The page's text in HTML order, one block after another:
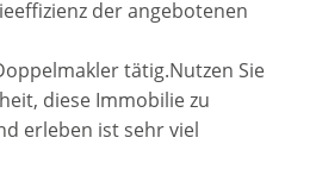
der angebotenen
tätig.Nutzen Sie
diese Immobilie zu
erleben ist sehr viel